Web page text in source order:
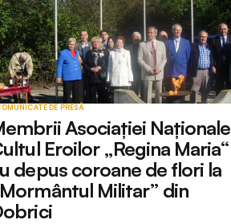
DE PRESĂ
Asociației Naționale
Eroilor „Regina Maria“
depus coroane de flori la
Militar” din